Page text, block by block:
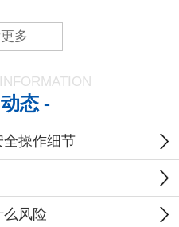
多 —
态 -
操作细节
风险